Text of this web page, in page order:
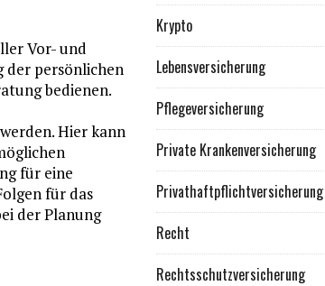
Vor- und
der persönlichen
bedienen.
Hier kann
für eine
für das
der Planung
Krypto
Lebensversicherung
Pflegeversicherung
Private Krankenversicherung
Privathaftpflichtversicherung
Recht
Rechtsschutzversicherung